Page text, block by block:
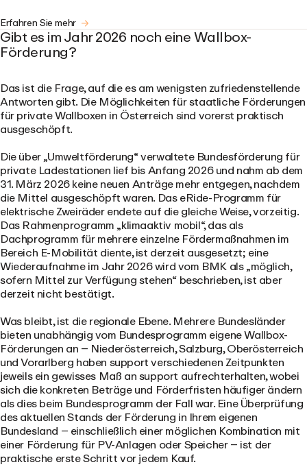
Erfahren Sie mehr
Gibt es im Jahr 2026 noch eine Wallbox-
Förderung?
Das ist die Frage, auf die es am wenigsten zufriedenstellende
Antworten gibt. Die Möglichkeiten für staatliche Förderungen
für private Wallboxen in Österreich sind vorerst praktisch
ausgeschöpft.
Die über „Umweltförderung“ verwaltete Bundesförderung für
private Ladestationen lief bis Anfang 2026 und nahm abdem
31. März 2026keine neuen Anträge mehr entgegen, nachdem
die Mittel ausgeschöpft waren. Das eRide-Programm für
elektrische Zweiräder endete auf die gleiche Weise, vorzeitig.
Das Rahmenprogramm „klimaaktiv mobil“, das als
Dachprogramm für mehrere einzelne Fördermaßnahmen im
Bereich E-Mobilität diente, ist derzeit ausgesetzt; eine
Wiederaufnahme im Jahr 2026 wird vom BMK als „möglich,
sofern Mittel zur Verfügung stehen“ beschrieben, ist aber
derzeit nicht bestätigt.
Was bleibt, ist die regionale Ebene. Mehrere Bundesländer
bieten unabhängig vom Bundesprogramm eigene Wallbox-
Förderungen an – Niederösterreich, Salzburg, Oberösterreich
und Vorarlberg haben support verschiedenen Zeitpunkten
jeweils ein gewisses Maß an support aufrechterhalten, wobei
sich die konkreten Beträge und Förderfristen häufiger ändern
als dies beim Bundesprogramm der Fall war. Eine Überprüfung
des aktuellen Stands der Förderung in Ihrem eigenen
Bundesland – einschließlich einer möglichen Kombination mit
einer Förderung für PV-Anlagen oder Speicher – ist der
praktische erste Schritt vor jedem Kauf.